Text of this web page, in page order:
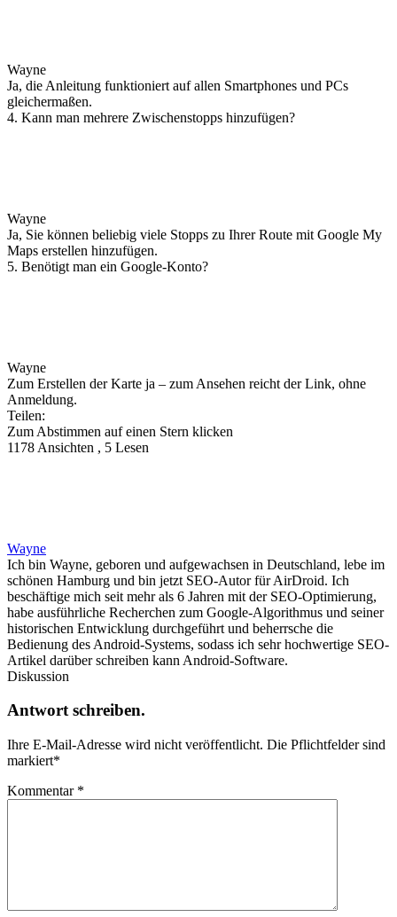
Wayne
Ja, die Anleitung funktioniert auf allen Smartphones und PCs
gleichermaßen.
4. Kann man mehrere Zwischenstopps hinzufügen?
Wayne
Ja, Sie können beliebig viele Stopps zu Ihrer Route mit Google My
Maps erstellen hinzufügen.
5. Benötigt man ein Google-Konto?
Wayne
Zum Erstellen der Karte ja – zum Ansehen reicht der Link, ohne
Anmeldung.
Teilen:
Zum Abstimmen auf einen Stern klicken
1178 Ansichten , 5 Lesen
Wayne
Ich bin Wayne, geboren und aufgewachsen in Deutschland, lebe im
schönen Hamburg und bin jetzt SEO-Autor für AirDroid. Ich
beschäftige mich seit mehr als 6 Jahren mit der SEO-Optimierung,
habe ausführliche Recherchen zum Google-Algorithmus und seiner
historischen Entwicklung durchgeführt und beherrsche die
Bedienung des Android-Systems, sodass ich sehr hochwertige SEO-
Artikel darüber schreiben kann Android-Software.
Diskussion
Antwort schreiben.
Ihre E-Mail-Adresse wird nicht veröffentlicht. Die Pflichtfelder sind
markiert*
Kommentar *